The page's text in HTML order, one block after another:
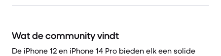
Wat de community vindt
De iPhone 12 en iPhone 14 Pro bieden elk een solide